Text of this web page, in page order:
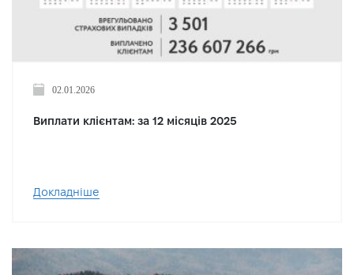
02.01.2026
Виплати клієнтам: за 12 місяців 2025
Докладніше